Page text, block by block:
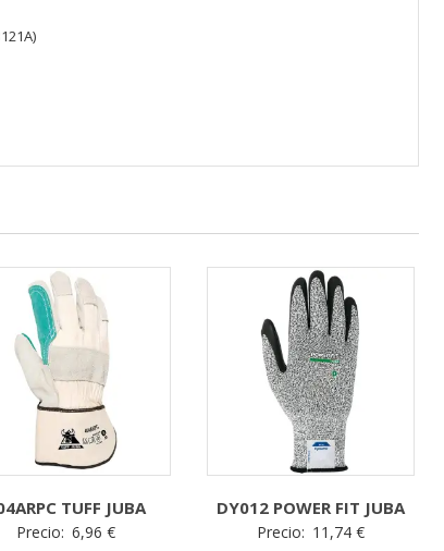
TUFF JUBA
Precio: 6,96€
DY012 POWER FIT JUBA
Precio: 11,74€